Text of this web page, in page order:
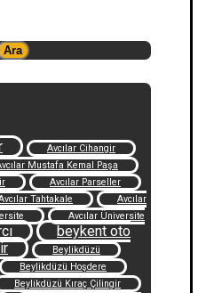
Avcılar Cihangir
Mustafa Kemal Paşa
Avcılar Parseller
Tahtakale
Avcılar
Avcılar Üniversite
beykent oto
Beylikdüzü
Beylikdüzü Hoşdere
Beylikdüzü Kıraç Çilingir